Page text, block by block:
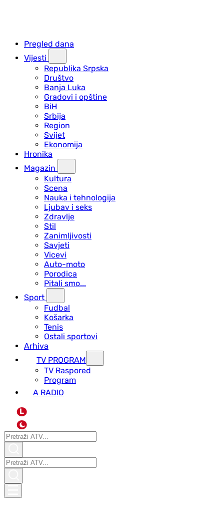
Pregled dana
Vijesti
Republika Srpska
Društvo
Banja Luka
Gradovi i opštine
BiH
Srbija
Region
Svijet
Ekonomija
Hronika
Magazin
Kultura
Scena
Nauka i tehnologija
Ljubav i seks
Zdravlje
Stil
Zanimljivosti
Savjeti
Vicevi
Auto-moto
Porodica
Pitali smo...
Sport
Fudbal
Košarka
Tenis
Ostali sportovi
Arhiva
TV PROGRAM
ТV Raspored
Program
A RADIO
L